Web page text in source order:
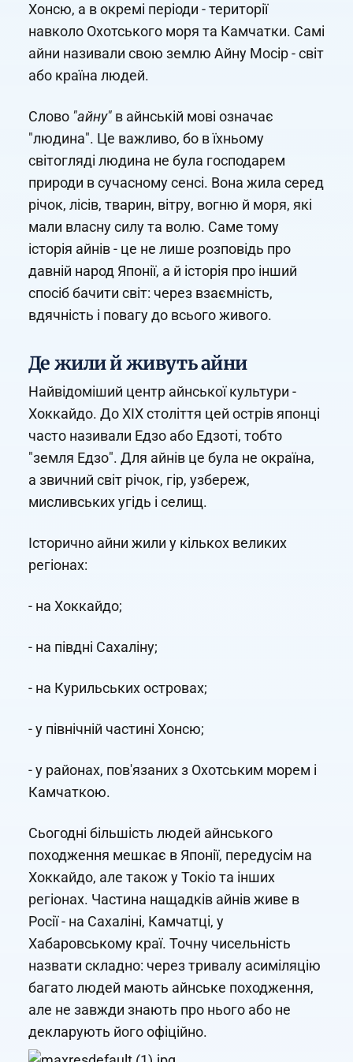
Хонсю, а в окремі періоди - території
навколо Охотського моря та Камчатки. Самі
айни називали свою землю Айну Мосір - світ
або країна людей.
Слово "айну" в айнській мові означає
"людина". Це важливо, бо в їхньому
світогляді людина не була господарем
природи в сучасному сенсі. Вона жила серед
річок, лісів, тварин, вітру, вогню й моря, які
мали власну силу та волю. Саме тому
історія айнів - це не лише розповідь про
давній народ Японії, а й історія про інший
спосіб бачити світ: через взаємність,
вдячність і повагу до всього живого.
Де жили й живуть айни
Найвідоміший центр айнської культури -
Хоккайдо. До XIX століття цей острів японці
часто називали Едзо або Едзоті, тобто
"земля Едзо". Для айнів це була не окраїна,
а звичний світ річок, гір, узбереж,
мисливських угідь і селищ.
Історично айни жили у кількох великих
регіонах:
- на Хоккайдо;
- на півдні Сахаліну;
- на Курильських островах;
- у північній частині Хонсю;
- у районах, пов'язаних з Охотським морем і
Камчаткою.
Сьогодні більшість людей айнського
походження мешкає в Японії, передусім на
Хоккайдо, але також у Токіо та інших
регіонах. Частина нащадків айнів живе в
Росії - на Сахаліні, Камчатці, у
Хабаровському краї. Точну чисельність
назвати складно: через тривалу асиміляцію
багато людей мають айнське походження,
але не завжди знають про нього або не
декларують його офіційно.